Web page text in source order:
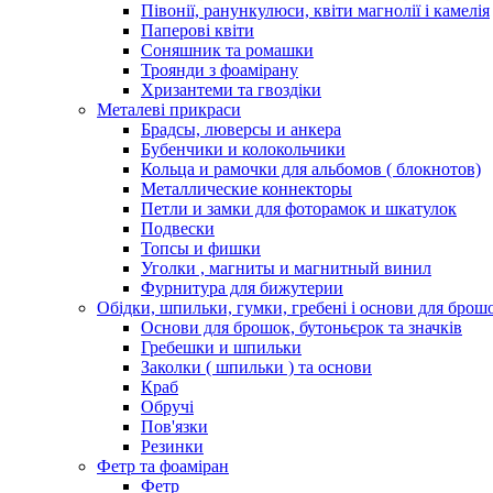
Півонії, ранункулюси, квіти магнолії і камелія
Паперові квіти
Соняшник та ромашки
Троянди з фоамірану
Хризантеми та гвоздіки
Металеві прикраси
Брадсы, люверсы и анкера
Бубенчики и колокольчики
Кольца и рамочки для альбомов ( блокнотов)
Металлические коннекторы
Петли и замки для фоторамок и шкатулок
Подвески
Топсы и фишки
Уголки , магниты и магнитный винил
Фурнитура для бижутерии
Обідки, шпильки, гумки, гребені і основи для
Основи для брошок, бутоньєрок та значків
Гребешки и шпильки
Заколки ( шпильки ) та основи
Краб
Обручі
Пов'язки
Резинки
Фетр та фоаміран
Фетр